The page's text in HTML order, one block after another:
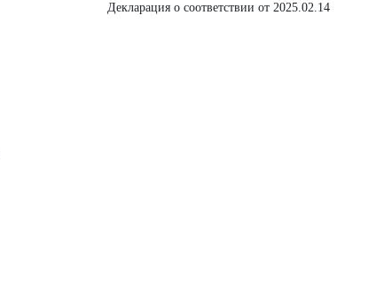
Декларация о соответствии от 2025.02.14